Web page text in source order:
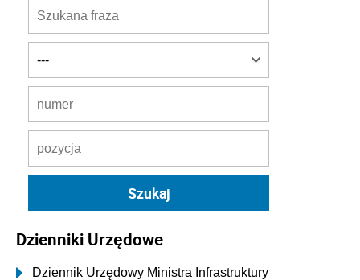
Dzienniki Urzędowe
Dziennik Urzędowy Ministra Infrastruktury